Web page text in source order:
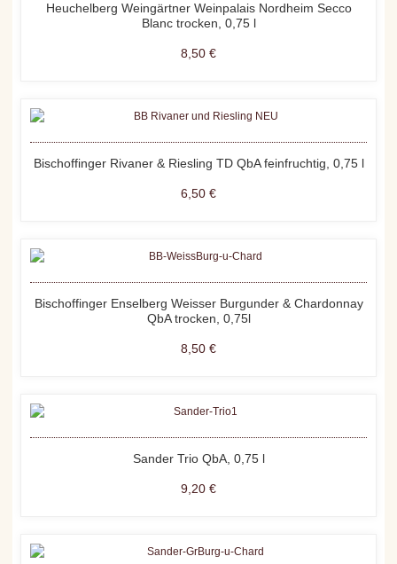
Heuchelberg Weingärtner Weinpalais Nordheim Secco
Blanc trocken, 0,75 l
8,50 €
Bischoffinger Rivaner & Riesling TD QbA feinfruchtig, 0,75 l
6,50 €
Bischoffinger Enselberg Weisser Burgunder & Chardonnay
QbA trocken, 0,75l
8,50 €
Sander Trio QbA, 0,75 l
9,20 €